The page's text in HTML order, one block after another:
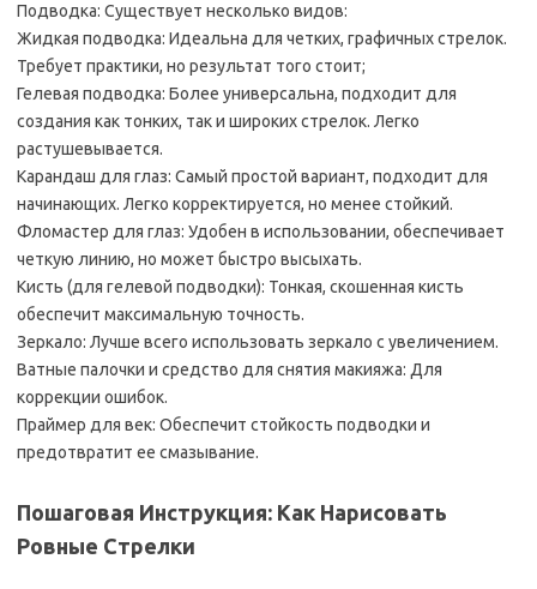
Подводка: Существует несколько видов:
Жидкая подводка: Идеальна для четких, графичных стрелок.
Требует практики, но результат того стоит;
Гелевая подводка: Более универсальна, подходит для
создания как тонких, так и широких стрелок. Легко
растушевывается.
Карандаш для глаз: Самый простой вариант, подходит для
начинающих. Легко корректируется, но менее стойкий.
Фломастер для глаз: Удобен в использовании, обеспечивает
четкую линию, но может быстро высыхать.
Кисть (для гелевой подводки): Тонкая, скошенная кисть
обеспечит максимальную точность.
Зеркало: Лучше всего использовать зеркало с увеличением.
Ватные палочки и средство для снятия макияжа: Для
коррекции ошибок.
Праймер для век: Обеспечит стойкость подводки и
предотвратит ее смазывание.
Пошаговая Инструкция: Как Нарисовать
Ровные Стрелки